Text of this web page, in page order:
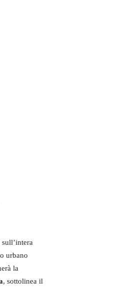
urbano
la
, sottolinea il